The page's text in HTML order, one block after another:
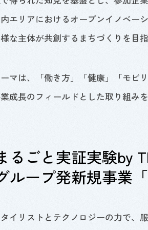
エリアにおけるオープンイノベー
な主体が共創するまちづくりを目
マは、「働き方」「健康」「モビ
成長のフィールドとした取り組み
るごと実証実験by
ループ発新規事業
イリストとテクノロジーの力で、